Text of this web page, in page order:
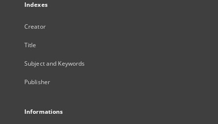
Indexes
Creator
Title
Subject and Keywords
Publisher
Informations